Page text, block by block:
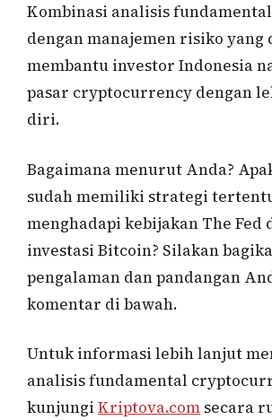
Kombinasi analisis
dengan manajemen risiko
membantu investor Indonesia
pasar cryptocurrency dengan
diri.
Bagaimana menurut Anda?
sudah memiliki strategi
menghadapi kebijakan The Fed
investasi Bitcoin? Silakan
pengalaman dan pandangan
komentar di bawah.
Untuk informasi lebih lanjut
analisis fundamental
kunjungi Kriptova.com secara